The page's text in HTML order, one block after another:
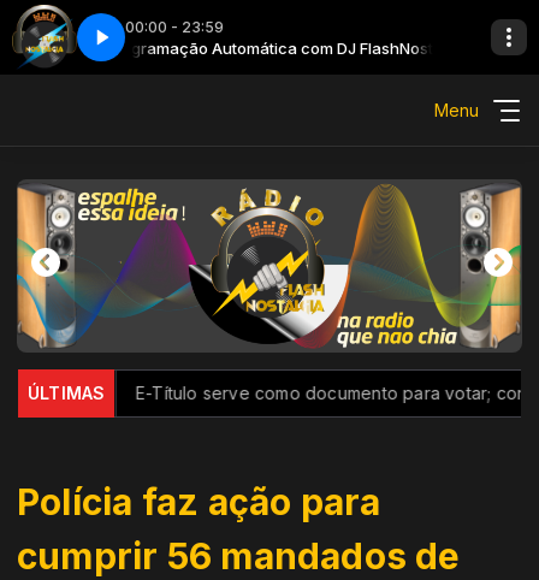
00:00 - 23:59
Programação Automática com DJ FlashNostalgia
Menu
ÚLTIMASE-Título serve como documento para votar; conheça
Polícia faz ação para
cumprir 56 mandados de